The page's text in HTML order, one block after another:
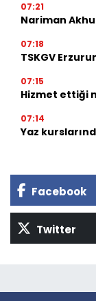
07:21
Nariman
07:18
TSKGV
07:15
Hizmet ettiği
07:14
Yaz
Facebook
Twitter